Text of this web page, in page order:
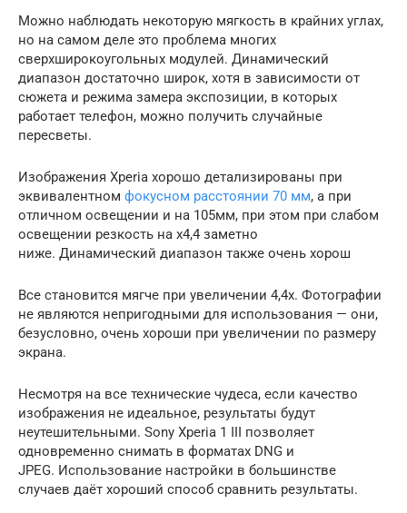
Можно наблюдать некоторую мягкость в крайних углах,
но на самом деле это проблема многих
сверхширокоугольных модулей. Динамический
диапазон достаточно широк, хотя в зависимости от
сюжета и режима замера экспозиции, в которых
работает телефон, можно получить случайные
пересветы.
Изображения Xperia хорошо детализированы при
эквивалентном фокусном расстоянии 70 мм, а при
отличном освещении и на 105мм, при этом при слабом
освещении резкость на х4,4 заметно
ниже. Динамический диапазон также очень хорош
Все становится мягче при увеличении 4,4x. Фотографии
не являются непригодными для использования — они,
безусловно, очень хороши при увеличении по размеру
экрана.
Несмотря на все технические чудеса, если качество
изображения не идеальное, результаты будут
неутешительными. Sony Xperia 1 III позволяет
одновременно снимать в форматах DNG и
JPEG. Использование настройки в большинстве
случаев даёт хороший способ сравнить результаты.